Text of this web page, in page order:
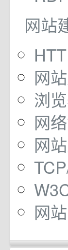
网站
网
浏
网
网
网